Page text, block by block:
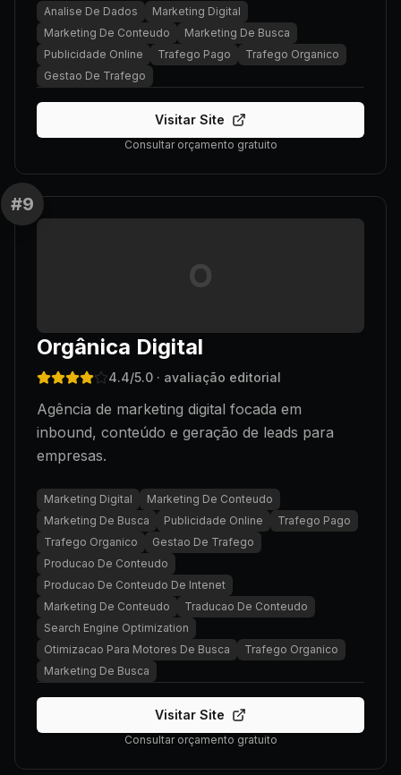
Analise De Dados
Marketing Digital
Marketing De Conteudo
Marketing De Busca
Publicidade Online
Trafego Pago
Trafego Organico
Gestao De Trafego
Visitar Site
Consultar orçamento gratuito
#9
O
Orgânica Digital
4.4/5.0 · avaliação editorial
Agência de marketing digital focada em
inbound, conteúdo e geração de leads para
empresas.
Marketing Digital
Marketing De Conteudo
Marketing De Busca
Publicidade Online
Trafego Pago
Trafego Organico
Gestao De Trafego
Producao De Conteudo
Producao De Conteudo De Intenet
Marketing De Conteudo
Traducao De Conteudo
Search Engine Optimization
Otimizacao Para Motores De Busca
Trafego Organico
Marketing De Busca
Visitar Site
Consultar orçamento gratuito